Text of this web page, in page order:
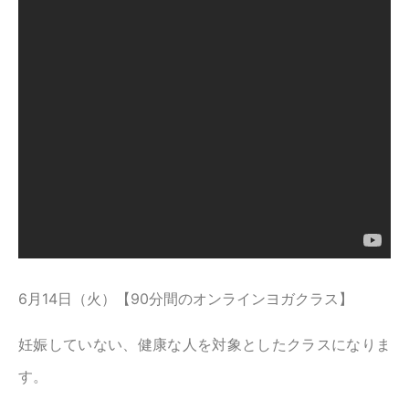
6月14日（火）【90分間のオンラインヨガクラス】
妊娠していない、健康な人を対象としたクラスになりま
す。